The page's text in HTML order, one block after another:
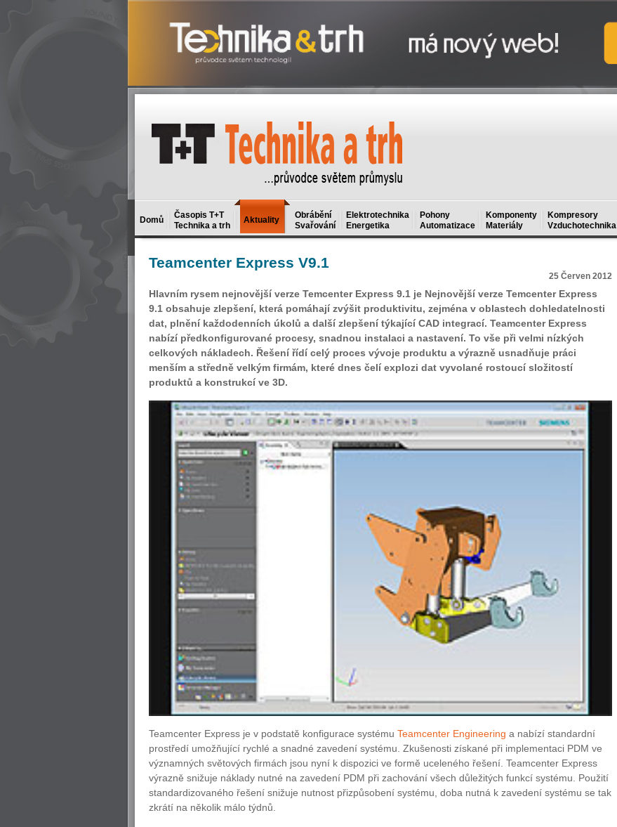
Domů
Časopis T+T
Technika a trh
Aktuality
Obrábění
Svařování
Elektrotechnika
Energetika
Pohony
Automatizace
Komponenty
Materiály
Kompresory
Vzduchotechnika
Teamcenter Express V9.1
25 Červen 2012
Hlavním rysem nejnovější verze Temcenter Express 9.1 je Nejnovější verze Temcenter Express
9.1 obsahuje zlepšení, která pomáhají zvýšit produktivitu, zejména v oblastech dohledatelnosti
dat, plnění každodenních úkolů a další zlepšení týkající CAD integrací. Teamcenter Express
nabízí předkonfigurované procesy, snadnou instalaci a nastavení. To vše při velmi nízkých
celkových nákladech. Řešení řídí celý proces vývoje produktu a výrazně usnadňuje práci
menším a středně velkým firmám, které dnes čelí explozi dat vyvolané rostoucí složitostí
produktů a konstrukcí ve 3D.
Teamcenter Express je v podstatě konfigurace systému Teamcenter Engineering a nabízí standardní
prostředí umožňující rychlé a snadné zavedení systému. Zkušenosti získané při implementaci PDM ve
významných světových firmách jsou nyní k dispozici ve formě uceleného řešení. Teamcenter Express
výrazně snižuje náklady nutné na zavedení PDM při zachování všech důležitých funkcí systému. Použití
standardizovaného řešení snižuje nutnost přizpůsobení systému, doba nutná k zavedení systému se tak
zkrátí na několik málo týdnů.